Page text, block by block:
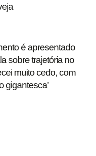
é apresentado
sobre trajetória no
muito cedo, com
gigantesca’